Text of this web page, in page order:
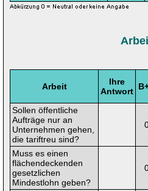
Arbeit
Ihre
Antwort
Sollen öffentliche
Aufträge nur an
Unternehmen gehen,
die tariftreu sind?
Muss es einen
flächendeckenden
gesetzlichen
Mindestlohn geben?